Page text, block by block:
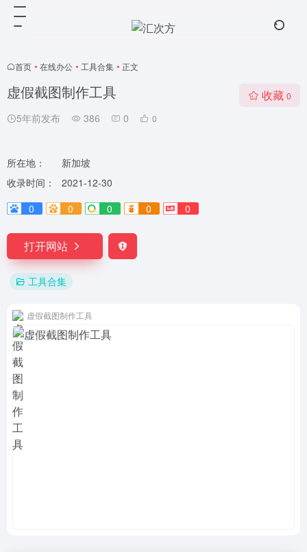
首页 • 在线办公 • 工具合集 • 正文
虚假截图制作工具
5年前发布 386 0 0
收藏 0
所在地：
新加坡
收录时间：
2021-12-30
0
0 0 0 0
打开网站
工具合集
虚假截图制作工具